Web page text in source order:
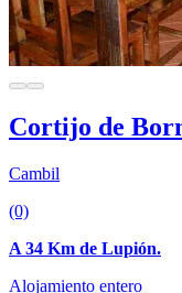
Cortijo de
Cambil
(0)
A 34 Km de Lupión.
Alojamiento entero